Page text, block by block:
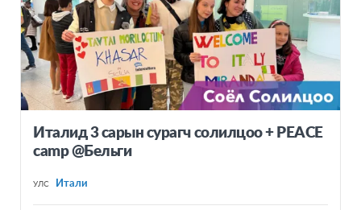
Италид 3 сарын сурагч солилцоо + PEACE
camp @Бельги
УЛС Итали